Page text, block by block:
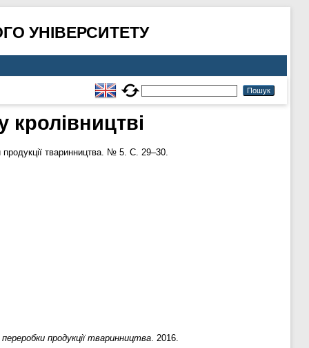
УНІВЕРСИТЕТУ
кролівництві
продукції тваринництва. № 5. С. 29–30.
продукції тваринництва. 2016.